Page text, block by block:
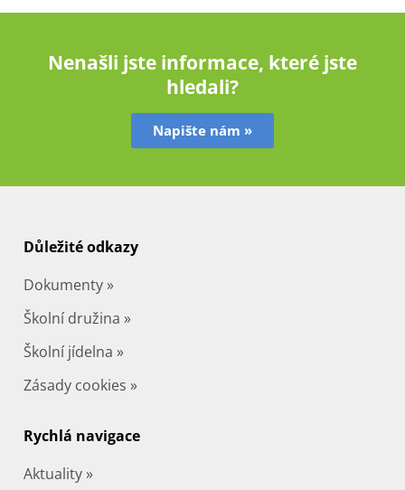
Nenašli jste informace, které jste
hledali?
Napište nám »
Důležité odkazy
Dokumenty »
Školní družina »
Školní jídelna »
Zásady cookies »
Rychlá navigace
Aktuality »